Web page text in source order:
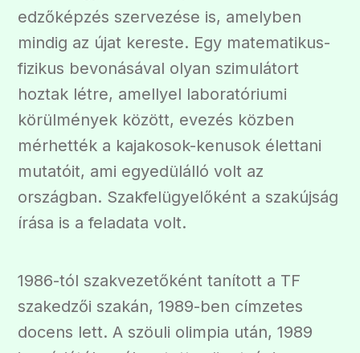
edzőképzés szervezése is, amelyben
mindig az újat kereste. Egy matematikus-
fizikus bevonásával olyan szimulátort
hoztak létre, amellyel laboratóriumi
körülmények között, evezés közben
mérhették a kajakosok-kenusok élettani
mutatóit, ami egyedülálló volt az
országban. Szakfelügyelőként a szakújság
írása is a feladata volt.
1986-tól szakvezetőként tanított a TF
szakedzői szakán, 1989-ben címzetes
docens lett. A szöuli olimpia után, 1989